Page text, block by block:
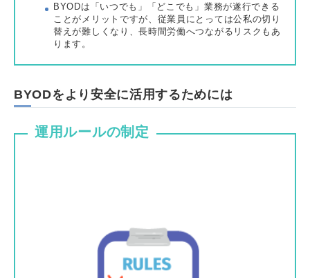
BYODは「いつでも」「どこでも」業務が遂行できる
ことがメリットですが、従業員にとっては公私の切り
替えが難しくなり、長時間労働へつながるリスクもあ
ります。
BYODをより安全に活用するためには
運用ルールの制定